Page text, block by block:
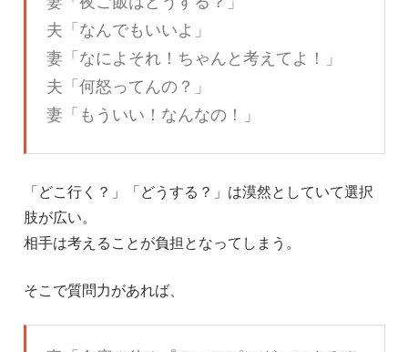
夫「なんでもいいよ」
妻「なによそれ！ちゃんと考えてよ！」
夫「何怒ってんの？」
妻「もういい！なんなの！」
「どこ行く？」「どうする？」は漠然としていて選択
肢が広い。
相手は考えることが負担となってしまう。
そこで質問力があれば、